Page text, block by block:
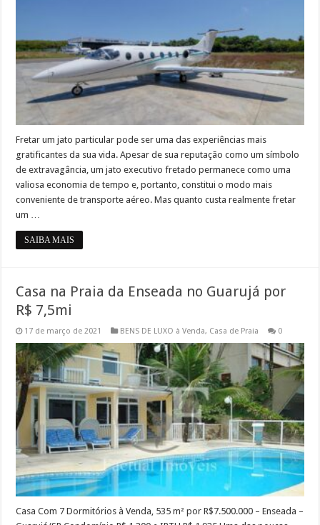
Fretar um jato particular pode ser uma das experiências mais
gratificantes da sua vida. Apesar de sua reputação como um símbolo
de extravagância, um jato executivo fretado permanece como uma
valiosa economia de tempo e, portanto, constitui o modo mais
conveniente de transporte aéreo. Mas quanto custa realmente fretar
um …
SAIBA MAIS
Casa na Praia da Enseada no Guarujá por
R$ 7,5mi
17 de março de 2021 BENS DE LUXO à Venda, Casa de Praia 0
Casa Com 7 Dormitórios à Venda, 535 m² por R$7.500.000 – Enseada –